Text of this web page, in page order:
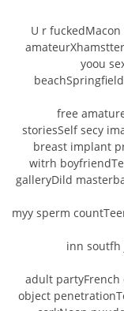
U r
yoou
free
storiesSelf secy
breast implant
witrh
galleryDild
myy sperm
inn soutfh
adult partyFrench
object